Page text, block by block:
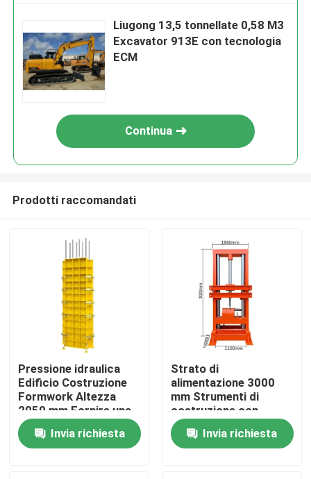
Casa
Prodotti
Liugong 13,5 tonnellate 0,58 M3
Excavator 913E con tecnologia
ECM
Continua
Prodotti raccomandati
Pressione idraulica
Edificio Costruzione
Formwork Altezza
2050 mm Fornire una
struttura robusta e
soluzioni di
assemblaggio sul sito
Invia richiesta
Strato di
alimentazione 3000
mm Strumenti di
costruzione con
dimensioni di
contorno 1860 860
1100 mm Adatti a
Invia richiesta